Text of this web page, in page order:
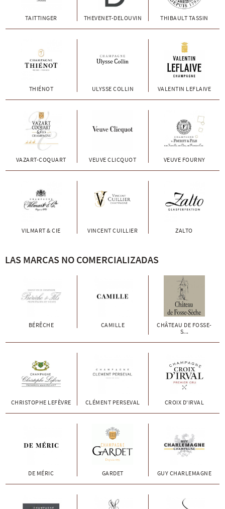
TAITTINGER THEVENET-DELOUVIN THIBAULT TASSIN
THIÉNOT ULYSSE COLLIN VALENTIN LEFLAIVE
VAZART-COQUART VEUVE CLICQUOT VEUVE FOURNY
VILMART & CIE VINCENT CUILLIER ZALTO
LAS MARCAS NO COMERCIALIZADAS
BÉRÊCHE CAMILLE
CHÂTEAU DE FOSSE-
S...
CHRISTOPHE LEFÈVRE CLÉMENT PERSEVAL CROIX D'IRVAL
DE MÉRIC GARDET GUY CHARLEMAGNE